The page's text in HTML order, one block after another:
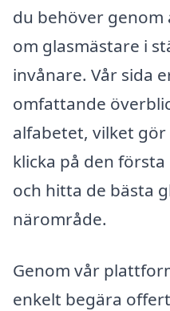
du behöver
om glasmästare i
invånare. Vår sida
omfattande
alfabetet, vilket
klicka på den
och hitta de bästa
närområde.
Genom vår
enkelt begära